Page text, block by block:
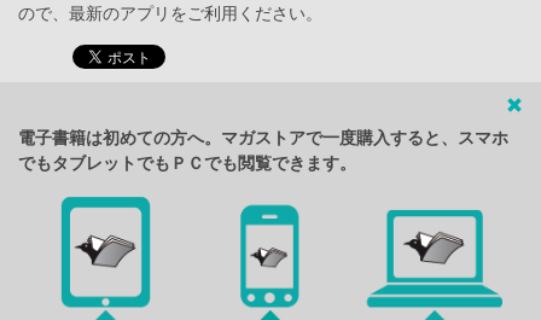
ので、最新のアプリをご利用ください。
電子書籍は初めての方へ。マガストアで一度購入すると、スマホ
でもタブレットでもＰＣでも閲覧できます。